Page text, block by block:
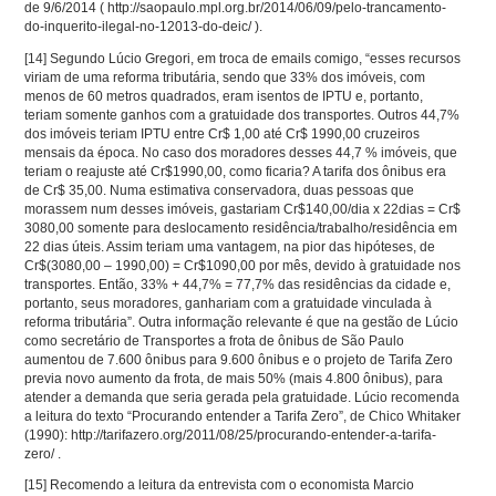
de 9/6/2014 ( http://saopaulo.mpl.org.br/2014/06/09/pelo-trancamento-
do-inquerito-ilegal-no-12013-do-deic/ ).
[14] Segundo Lúcio Gregori, em troca de emails comigo, “esses recursos
viriam de uma reforma tributária, sendo que 33% dos imóveis, com
menos de 60 metros quadrados, eram isentos de IPTU e, portanto,
teriam somente ganhos com a gratuidade dos transportes. Outros 44,7%
dos imóveis teriam IPTU entre Cr$ 1,00 até Cr$ 1990,00 cruzeiros
mensais da época. No caso dos moradores desses 44,7 % imóveis, que
teriam o reajuste até Cr$1990,00, como ficaria? A tarifa dos ônibus era
de Cr$ 35,00. Numa estimativa conservadora, duas pessoas que
morassem num desses imóveis, gastariam Cr$140,00/dia x 22dias = Cr$
3080,00 somente para deslocamento residência/trabalho/residência em
22 dias úteis. Assim teriam uma vantagem, na pior das hipóteses, de
Cr$(3080,00 – 1990,00) = Cr$1090,00 por mês, devido à gratuidade nos
transportes. Então, 33% + 44,7% = 77,7% das residências da cidade e,
portanto, seus moradores, ganhariam com a gratuidade vinculada à
reforma tributária”. Outra informação relevante é que na gestão de Lúcio
como secretário de Transportes a frota de ônibus de São Paulo
aumentou de 7.600 ônibus para 9.600 ônibus e o projeto de Tarifa Zero
previa novo aumento da frota, de mais 50% (mais 4.800 ônibus), para
atender a demanda que seria gerada pela gratuidade. Lúcio recomenda
a leitura do texto “Procurando entender a Tarifa Zero”, de Chico Whitaker
(1990): http://tarifazero.org/2011/08/25/procurando-entender-a-tarifa-
zero/ .
[15] Recomendo a leitura da entrevista com o economista Marcio